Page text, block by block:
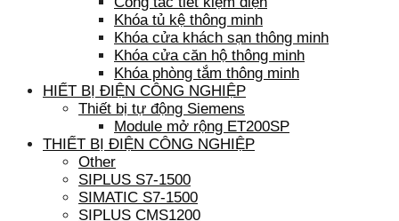
Khóa tủ kệ thông minh
Khóa cửa khách sạn thông minh
Khóa cửa căn hộ thông minh
Khóa phòng tắm thông minh
HIẾT BỊ ĐIỆN CÔNG NGHIỆP
Thiết bị tự động Siemens
Module mở rộng ET200SP
THIẾT BỊ ĐIỆN CÔNG NGHIỆP
Other
SIPLUS S7-1500
SIMATIC S7-1500
SIPLUS CMS1200